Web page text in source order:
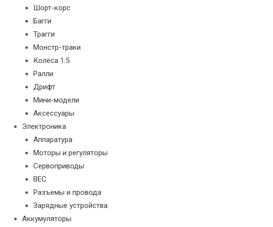
Шорт-корс
Багги
Трагги
Монстр-траки
Колеса 1:5
Ралли
Дрифт
Мини-модели
Аксессуары
Электроника
Аппаратура
Моторы и регуляторы
Сервоприводы
BEC
Разъемы и провода
Зарядные устройства
Аккумуляторы